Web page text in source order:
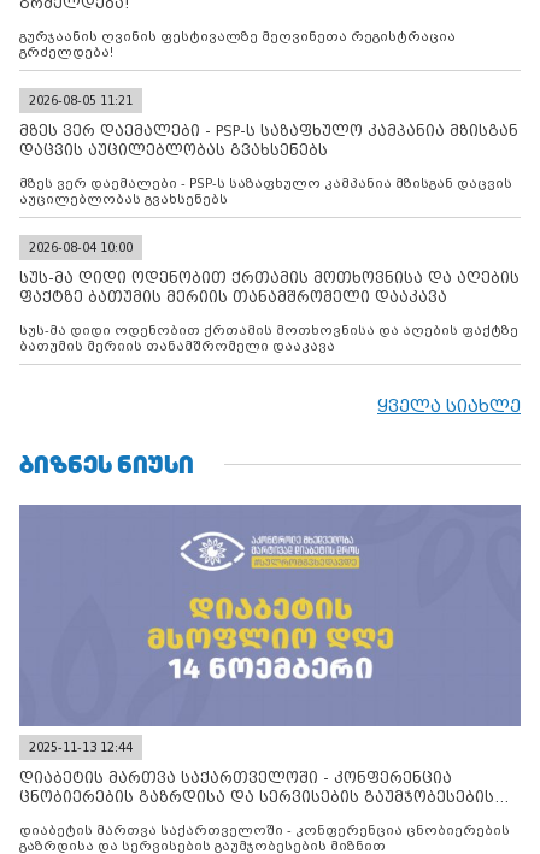
გურჯაანის ღვინის ფესტივალზე მეღვინეთა რეგისტრაცია
გრძელდება!
2026-08-05 11:21
მზეს ვერ დაემალები - PSP-ს საზაფხულო კამპანია მზისგან
დაცვის აუცილებლობას გვახსენებს
მზეს ვერ დაემალები - PSP-ს საზაფხულო კამპანია მზისგან დაცვის
აუცილებლობას გვახსენებს
2026-08-04 10:00
სუს-მა დიდი ოდენობით ქრთამის მოთხოვნისა და აღების
ფაქტზე ბათუმის მერიის თანამშრომელი დააკავა
სუს-მა დიდი ოდენობით ქრთამის მოთხოვნისა და აღების ფაქტზე
ბათუმის მერიის თანამშრომელი დააკავა
ყველა სიახლე
ᲑᲘᲖᲜᲔᲡ ᲜᲘᲣᲡᲘ
2025-11-13 12:44
დიაბეტის მართვა საქართველოში - კონფერენცია
ცნობიერების გაზრდისა და სერვისების გაუმჯობესების
დიაბეტის მართვა საქართველოში - კონფერენცია ცნობიერების
გაზრდისა და სერვისების გაუმჯობესების მიზნით